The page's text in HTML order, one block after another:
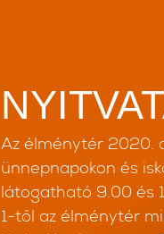
Az élménytér 2020.
ünnepnapokon és
látogatható 9.00 és
1-től az élménytér